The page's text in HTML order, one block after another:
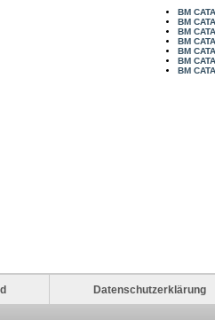
BM
BM
BM
BM
BM
BM
BM
Datenschutzerklärung